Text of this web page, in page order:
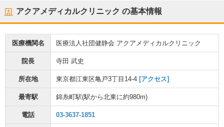
アクアメディカルクリニック の基本情報
医療機関名 医療法人社団健静会 アクアメディカルクリニック
院長 寺田 武史
所在地 東京都江東区亀戸3丁目14-4 [アクセス]
最寄駅 錦糸町駅(駅から北東に約980m)
電話 03-3637-1851